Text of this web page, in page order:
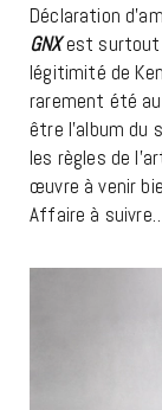
Déclaration
GNXest surtout
légitimité de
rarement été
être l’album du
les règles de
œuvre à venir
Affaire à